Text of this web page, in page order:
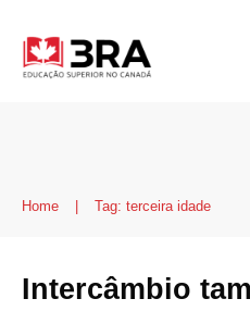
Home | Tag: terceira idade
Intercâmbio